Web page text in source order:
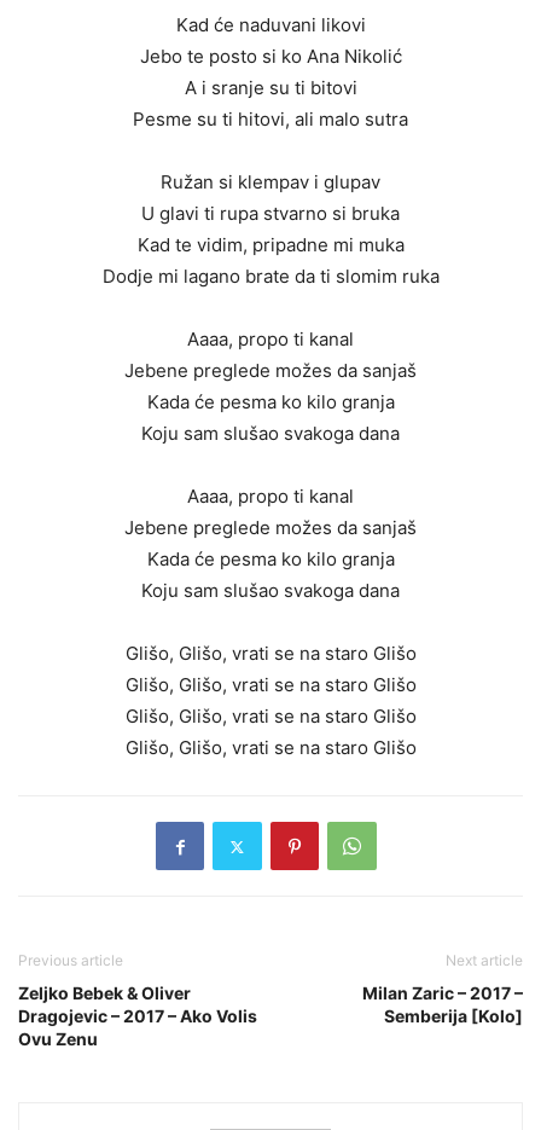
Kad će naduvani likovi
Jebo te posto si ko Ana Nikolić
A i sranje su ti bitovi
Pesme su ti hitovi, ali malo sutra
Ružan si klempav i glupav
U glavi ti rupa stvarno si bruka
Kad te vidim, pripadne mi muka
Dodje mi lagano brate da ti slomim ruka
Aaaa, propo ti kanal
Jebene preglede možes da sanjaš
Kada će pesma ko kilo granja
Koju sam slušao svakoga dana
Aaaa, propo ti kanal
Jebene preglede možes da sanjaš
Kada će pesma ko kilo granja
Koju sam slušao svakoga dana
Glišo, Glišo, vrati se na staro Glišo
Glišo, Glišo, vrati se na staro Glišo
Glišo, Glišo, vrati se na staro Glišo
Glišo, Glišo, vrati se na staro Glišo
Previous article
Zeljko Bebek & Oliver
Dragojevic – 2017 – Ako Volis
Ovu Zenu
Next article
Milan Zaric – 2017 –
Semberija [Kolo]